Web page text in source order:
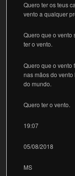
Quero ter os teus
vento a qualquer
Quero que o vento
ter o vento.
Quero que o vento
nas mãos do
do mundo.
Quero ter o vento.
19:07
05/08/2018
MS